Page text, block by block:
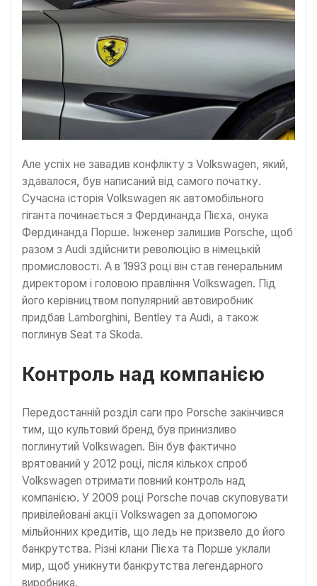
Але успіх не завадив конфлікту з Volkswagen, який,
здавалося, був написаний від самого початку.
Сучасна історія Volkswagen як автомобільного
гіганта починається з Фердинанда Пієха, онука
Фердинанда Порше. Інженер залишив Porsche, щоб
разом з Audi здійснити революцію в німецькій
промисловості. А в 1993 році він став генеральним
директором і головою правління Volkswagen. Під
його керівництвом популярний автовиробник
придбав Lamborghini, Bentley та Audi, а також
поглинув Seat та Skoda.
Контроль над компанією
Передостанній розділ саги про Porsche закінчився
тим, що культовий бренд був принизливо
поглинутий Volkswagen. Він був фактично
врятований у 2012 році, після кількох спроб
Volkswagen отримати повний контроль над
компанією. У 2009 році Porsche почав скуповувати
привілейовані акції Volkswagen за допомогою
мільйонних кредитів, що ледь не призвело до його
банкрутства. Різні клани Пієха та Порше уклали
мир, щоб уникнути банкрутства легендарного
виробника.